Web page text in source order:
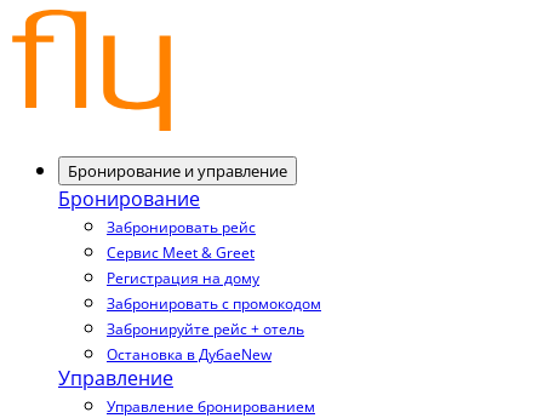
Бронирование и управление
Бронирование
Забронировать рейс
Сервис Meet & Greet
Регистрация на дому
Забронировать с промокодом
Забронируйте рейс + отель
Остановка в ДубаеNew
Управление
Управление бронированием